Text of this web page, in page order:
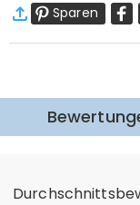
Standardversand
9-18
Mehr erfahren
fühlen. Deshalb
Sparen